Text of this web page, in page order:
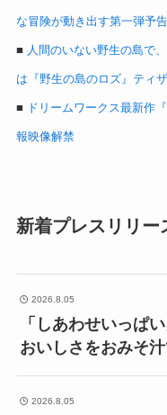
な冒険が動き出す第一弾予
■ 人間のいない野生の島で
は『野生の島のロズ』ティ
■ ドリームワークス最新作
報映像解禁
新着プレスリリー
2026.8.05
「しあわせいっぱ
おいしさをおみそ
2026.8.05